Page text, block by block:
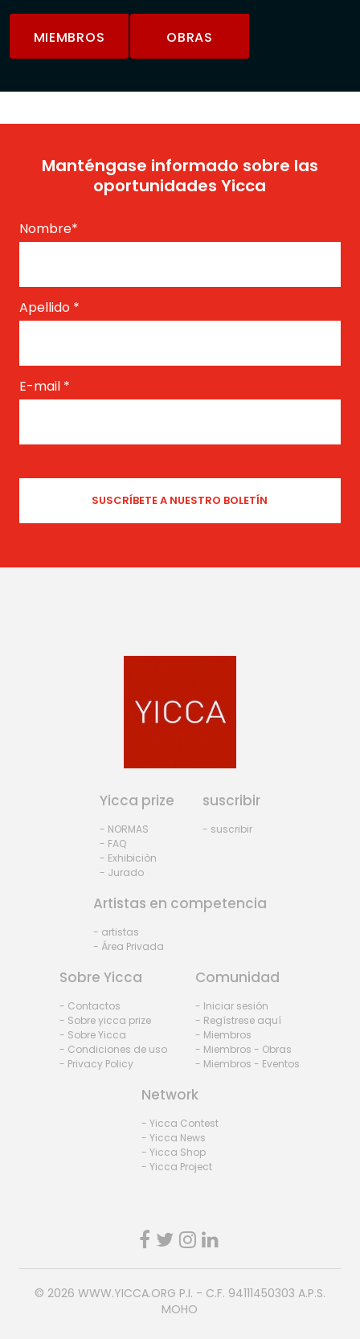
MIEMBROS OBRAS
Manténgase informado sobre las
oportunidades Yicca
Nombre*
Apellido *
E-mail *
Yicca prize
- NORMAS
- FAQ
- Exhibiciòn
- Jurado
suscribir
- suscribir
Artistas en competencia
- artistas
- Área Privada
Sobre Yicca
- Contactos
- Sobre yicca prize
- Sobre Yicca
- Condiciones de uso
- Privacy Policy
Comunidad
- Iniciar sesión
- Regístrese aquí
- Miembros
- Miembros - Obras
- Miembros - Eventos
Network
- Yicca Contest
- Yicca News
- Yicca Shop
- Yicca Project
© 2026 WWW.YICCA.ORG P.I. - C.F. 94111450303 A.P.S.
MOHO